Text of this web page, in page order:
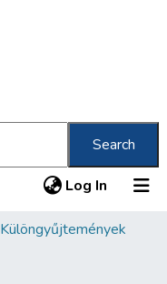
Search
Log In (current)
Különgyűjtemények